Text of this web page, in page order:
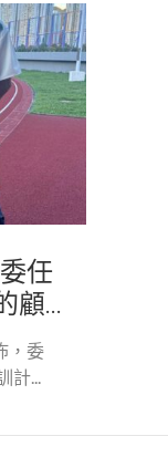
任
顧...
，委
計...